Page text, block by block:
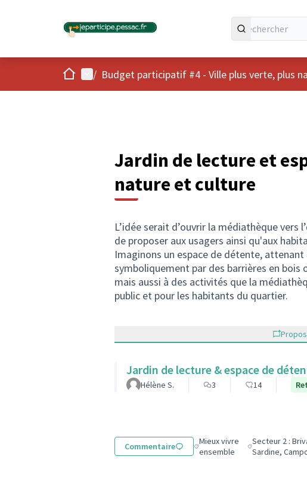
AccueilMenu principal
/ Budget participatif #4 - Ville plus verte, plus
Jardin de lecture et
nature et culture
L’idée serait d’ouvrir la médiathèque
de proposer aux usagers ainsi qu'aux
Imaginons un espace de détente,
symboliquement par des barrières en
mais aussi à des activités que la
public et pour les habitants du quartier.
Jardin de lecture & espace de
Hélène S. 3 14
Commentaire Filtrer les résultats de la
Mieux vivre
ensemble
Filtrer les
Secteur 2 :
Sardine,